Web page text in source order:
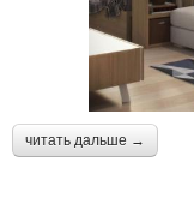
читать дальше →